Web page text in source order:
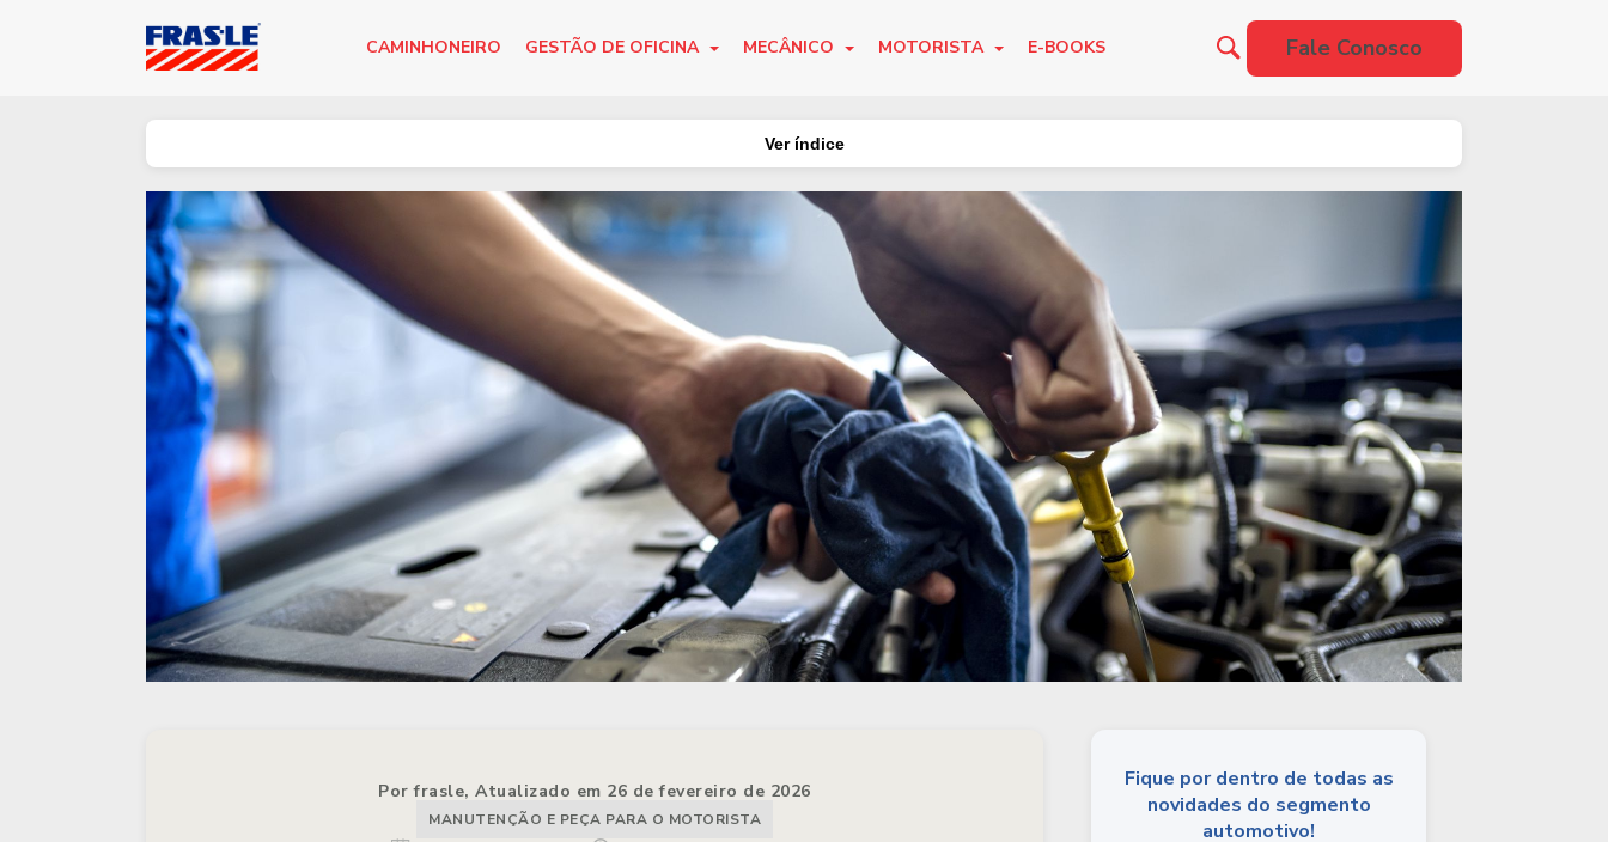
CAMINHONEIRO GESTÃO DE OFICINA MECÂNICO MOTORISTA E-BOOKS Fale Conosco
Ver índice
Por frasle, Atualizado em 26 de fevereiro de 2026
MANUTENÇÃO E PEÇA PARA O MOTORISTA
Fique por dentro de todas as
novidades do segmento
automotivo!